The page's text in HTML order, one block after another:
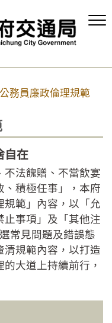
公務員廉政倫理規範
自在
不法餽贈、不當飲宴
、積極任事」，本府
規範」內容，以「允
止事項」及「其他注
常見問題及錯誤態
清規範內容，以打造
大道上持續前行，